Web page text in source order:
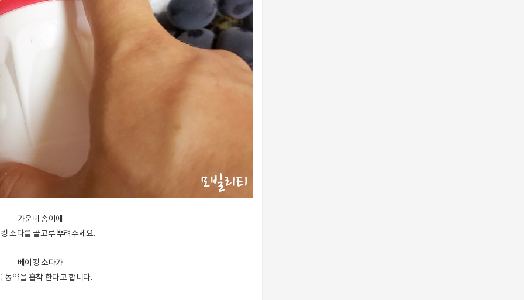
가운데 송이에
소다를 골고루 뿌려주세요.
베이킹 소다가
농약을 흡착 한다고 합니다.